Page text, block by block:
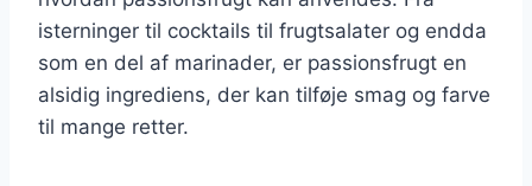
isterninger til cocktails til frugtsalater og endda
som en del af marinader, er passionsfrugt en
alsidig ingrediens, der kan tilføje smag og farve
til mange retter.